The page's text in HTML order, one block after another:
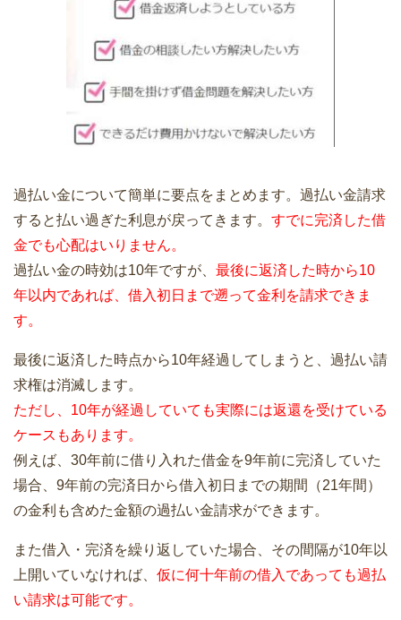
過払い金について簡単に要点をまとめます。過払い金請求
すると払い過ぎた利息が戻ってきます。 すでに完済した借
金でも心配はいりません。
過払い金の時効は10年ですが、 最後に返済した時から10
年以内であれば、借入初日まで遡って金利を請求できま
す。
最後に返済した時点から10年経過してしまうと、過払い請
求権は消滅します。
ただし、10年が経過していても実際には返還を受けている
ケースもあります。
例えば、30年前に借り入れた借金を9年前に完済していた
場合、9年前の完済日から借入初日までの期間（21年間）
の金利も含めた金額の過払い金請求ができます。
また借入・完済を繰り返していた場合、その間隔が10年以
上開いていなければ、 仮に何十年前の借入であっても過払
い請求は可能です。